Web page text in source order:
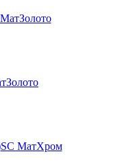
SC МатХром